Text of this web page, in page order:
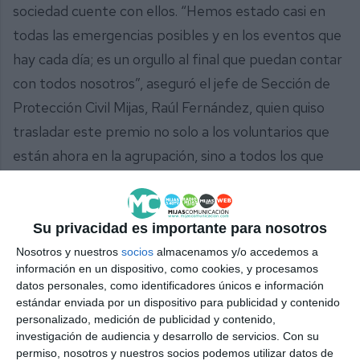
Su privacidad es importante para nosotros
Nosotros y nuestros socios almacenamos y/o accedemos a
información en un dispositivo, como cookies, y procesamos
datos personales, como identificadores únicos e información
estándar enviada por un dispositivo para publicidad y contenido
personalizado, medición de publicidad y contenido,
investigación de audiencia y desarrollo de servicios. Con su
permiso, nosotros y nuestros socios podemos utilizar datos de
sociedad cuente con ellos. “Hemos estado casi en
todas las emergencias posibles y en los eventos que
hay cada día; es un orgullo al final que puedan contar
con todos nosotros”, aseguró el jefe de Sección de
Protección Civil Mijas, Raúl Fernández, quien quiso
trasladar este premio no solo a los voluntarios que
están ahora en la agrupación, sino a todos los que